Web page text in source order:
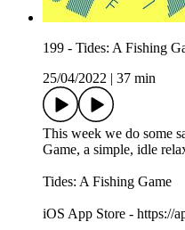
199 - Tides: A Fishing
25/04/2022
37 min
This week we do some
Game, a simple, idle
Tides: A Fishing Game
iOS App Store - https://